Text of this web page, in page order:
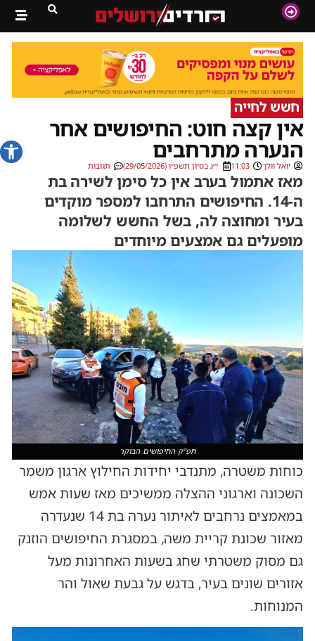
פתח
חשש לחייה
אין קצה חוט: החיפושים אחר
הנערה מתרחבים
יואל וולך 11:03 י״ג בסיון תשפ״ו (29/05/2026) תגובות
מאז אתמול בערב אין כל סימן לשירה בת
ה-14. החיפושים התרחבו למספר מוקדים
בעיר ומחוצה לה, בשל החשש לשלומה
מופעלים גם אמצעים מיוחדים
חפ"ק החיפושים הבוקר
כוחות משטרה, מתנדבי יחידות החילוץ ארגון משמר
השכונה וארגוני ההצלה ממשיכים מאז שעות אמש
במאמצים נרחבים לאיתור נערה בת 14 שנעדרה
מאזור שכונת קריית משה, במסגרת החיפושים הוזנק
גם מסוק משטרתי שחג בשעות האחרונות מעל
אזורים שונים בעיר, בדגש על גבעת שאול והר
המנוחות.